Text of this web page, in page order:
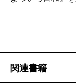
関連書籍